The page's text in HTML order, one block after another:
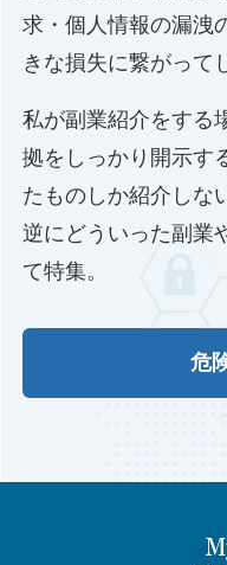
求・個人情報の漏洩
きな損失に繋がって
私が副業紹介をする
拠をしっかり開示す
たものしか紹介しな
逆にどういった副業
て特集。
危